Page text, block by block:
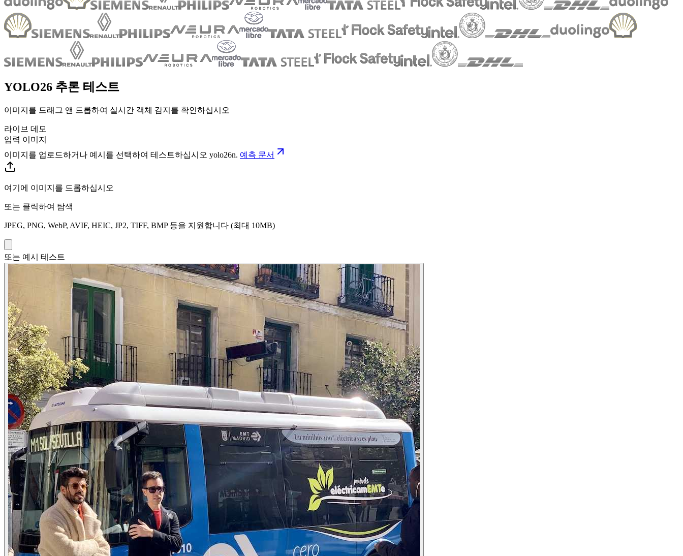
YOLO26 추론 테스트
이미지를 드래그 앤 드롭하여 실시간 객체 감지를 확인하십시오
라이브 데모
입력 이미지
이미지를 업로드하거나 예시를 선택하여 테스트하십시오 yolo26n. 예측 문서
여기에 이미지를 드롭하십시오
또는 클릭하여 탐색
JPEG, PNG, WebP, AVIF, HEIC, JP2, TIFF, BMP 등을 지원합니다 (최대 10MB)
또는 예시 테스트